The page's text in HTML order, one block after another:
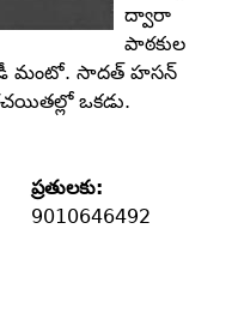
ద్వారా
పాఠకుల
మంటో. సాదత్‌ హసన్‌
ఒకడు.
ప్రతులకు:
9010646492